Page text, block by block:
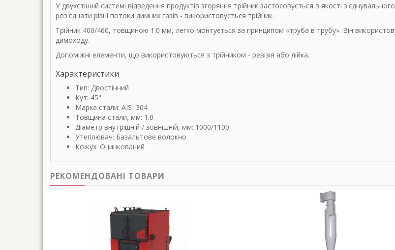
У двухстінній системі відведення продуктів згоряння трійник застосовується в якості
роз'єднати різні потоки димних газів - використовується трійник.
Трійник 400/460, товщиною 1.0 мм, легко монтується за принципом «труба в трубу». Він
димоходу.
Допоміжні елементи, що використовуються з трійником - ревізія або лійка.
Характеристики
Тип: Двостінний
Кут: 45°
Марка стали: AISI 304
Товщина стали, мм: 1.0
Діаметр внутрішній / зовнішній, мм: 1000/1100
Утеплювач: Базальтове волокно
Кожух: Оцинкований
РЕКОМЕНДОВАНІ ТОВАРИ